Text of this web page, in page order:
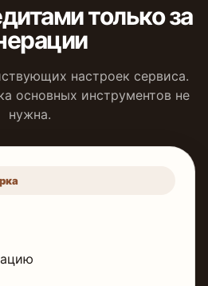
только за
настроек сервиса.
основных инструментов не
нужна.